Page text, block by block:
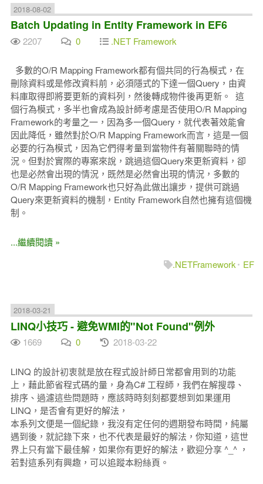
2018-08-02
Batch Updating in Entity Framework in EF6
2207 0 .NET Framework
多數的O/R Mapping Framework都有個共同的行為模式，在
刪除資料或是修改資料前，必須隱式的下達一個Query，由資
料庫取得即將要更新的資料列，然後轉成物件後再更新。 這
個行為模式，多半也會成為設計師考慮是否使用O/R Mapping
Framework的考量之一，因為多一個Query，就代表著效能會
因此降低，雖然對於O/R Mapping Framework而言，這是一個
必要的行為模式，因為它們得考量到當物件有著關聯時的情
況。但對於實際的專案來說，跳過這個Query來更新資料，卻
也是必然會出現的情況，既然是必然會出現的情況，多數的
O/R Mapping Framework也只好為此做出讓步，提供可跳過
Query來更新資料的機制，Entity Framework自然也擁有這個機
制。
...繼續閱讀 »
.NETFramework
EF
2018-03-21
LINQ小技巧 - 避免WMI的"Not Found"例外
1669 0 2018-03-22
LINQ 的設計初衷就是放在程式設計師日常都會用到的功能
上，藉此節省程式碼的量，身為C# 工程師，我們在解搜尋、
排序、過濾這些問題時，應該時時刻刻都要想到如果運用
LINQ，是否會有更好的解法，
本系列文便是一個紀錄，我沒有定任何的週期發布時間，純屬
遇到後，就記錄下來，也不代表是最好的解法，你知道，這世
界上只有當下最佳解，如果你有更好的解法，歡迎分享 ^_^ ，
若對這系列有興趣，可以追蹤本粉絲頁。